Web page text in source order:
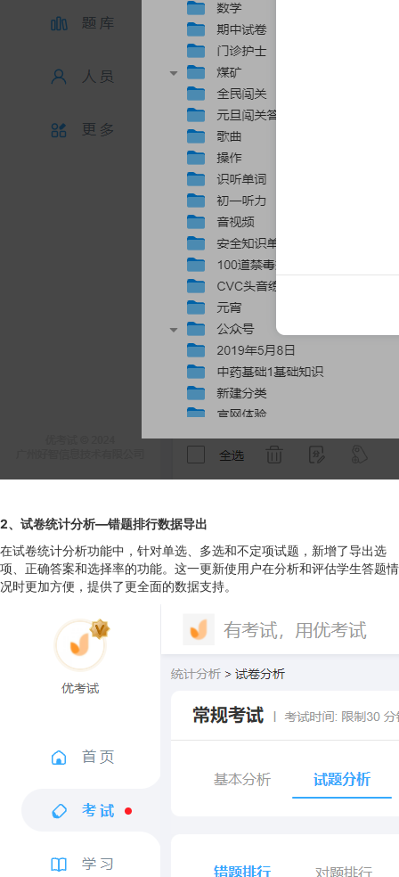
2、 试卷统计分析—错题排行数据导出
在试卷统计分析功能中，针对单选、多选和不定项试题，新增了导出选
项、正确答案和选择率的功能。这一更新使用户在分析和评估学生答题情
况时更加方便，提供了更全面的数据支持。